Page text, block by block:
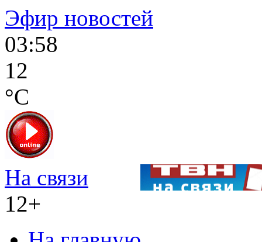
Эфир новостей
03:58
12
°C
На связи
12+